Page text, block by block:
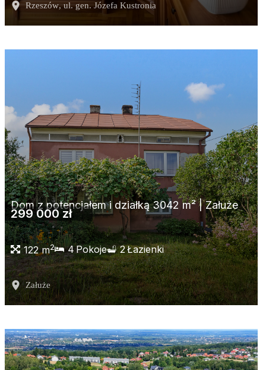
Rzeszów, ul. gen. Józefa Kustronia
Dom z potencjałem i działką 3042 m² | Załuże
299 000 zł
122 m2 4Pokoje 2Łazienki
Załuże